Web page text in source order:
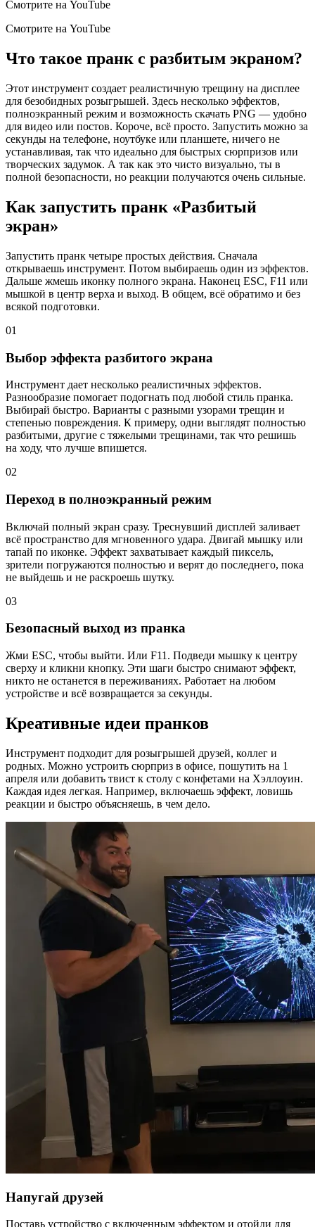
Смотрите на YouTube
Смотрите на YouTube
Что такое пранк с разбитым экраном?
Этот инструмент создает реалистичную трещину на дисплее
для безобидных розыгрышей. Здесь несколько эффектов,
полноэкранный режим и возможность скачать PNG — удобно
для видео или постов. Короче, всё просто. Запустить можно за
секунды на телефоне, ноутбуке или планшете, ничего не
устанавливая, так что идеально для быстрых сюрпризов или
творческих задумок. А так как это чисто визуально, ты в
полной безопасности, но реакции получаются очень сильные.
Как запустить пранк «Разбитый
экран»
Запустить пранк четыре простых действия. Сначала
открываешь инструмент. Потом выбираешь один из эффектов.
Дальше жмешь иконку полного экрана. Наконец ESC, F11 или
мышкой в центр верха и выход. В общем, всё обратимо и без
всякой подготовки.
01
Выбор эффекта разбитого экрана
Инструмент дает несколько реалистичных эффектов.
Разнообразие помогает подогнать под любой стиль пранка.
Выбирай быстро. Варианты с разными узорами трещин и
степенью повреждения. К примеру, одни выглядят полностью
разбитыми, другие с тяжелыми трещинами, так что решишь
на ходу, что лучше впишется.
02
Переход в полноэкранный режим
Включай полный экран сразу. Треснувший дисплей заливает
всё пространство для мгновенного удара. Двигай мышку или
тапай по иконке. Эффект захватывает каждый пиксель,
зрители погружаются полностью и верят до последнего, пока
не выйдешь и не раскроешь шутку.
03
Безопасный выход из пранка
Жми ESC, чтобы выйти. Или F11. Подведи мышку к центру
сверху и кликни кнопку. Эти шаги быстро снимают эффект,
никто не останется в переживаниях. Работает на любом
устройстве и всё возвращается за секунды.
Креативные идеи пранков
Инструмент подходит для розыгрышей друзей, коллег и
родных. Можно устроить сюрприз в офисе, пошутить на 1
апреля или добавить твист к столу с конфетами на Хэллоуин.
Каждая идея легкая. Например, включаешь эффект, ловишь
реакции и быстро объясняешь, в чем дело.
Напугай друзей
Поставь устройство с включенным эффектом и отойди для